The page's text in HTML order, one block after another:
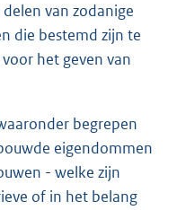
van zodanige
die bestemd zijn te
het geven van
begrepen
eigendommen
- welke zijn
of in het belang